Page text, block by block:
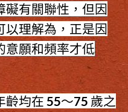
礙有關聯性，但因
以理解為，正是因
意願和頻率才低
均在 55～75 歲之